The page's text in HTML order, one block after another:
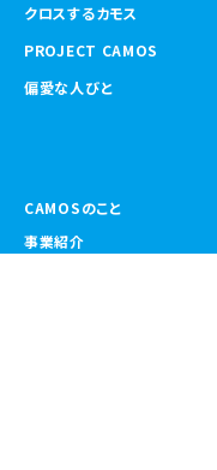
クロスするカモス
PROJECT CAMOS
偏愛な人びと
CAMOSのこと
事業紹介